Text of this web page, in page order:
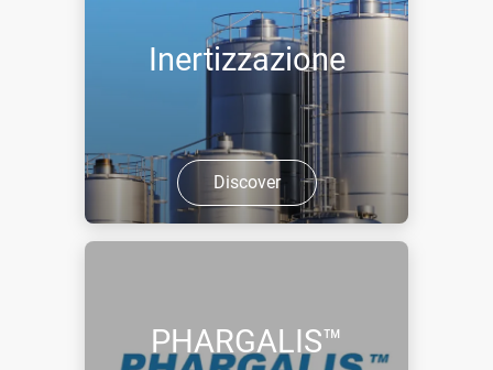
Inertizzazione
Discover
PHARGALIS™